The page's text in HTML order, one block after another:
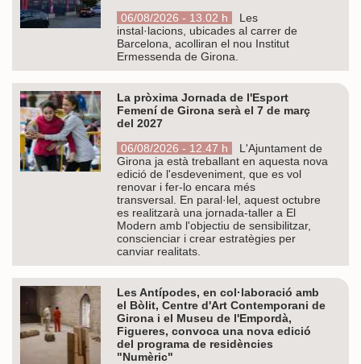
06/08/2026 - 13.02 h
Les
instal·lacions, ubicades al carrer de
Barcelona, acolliran el nou Institut
Ermessenda de Girona.
La pròxima Jornada de l'Esport
Femení de Girona serà el 7 de març
del 2027
06/08/2026 - 12.47 h
L'Ajuntament de
Girona ja està treballant en aquesta nova
edició de l'esdeveniment, que es vol
renovar i fer-lo encara més
transversal. En paral·lel, aquest octubre
es realitzarà una jornada-taller a El
Modern amb l'objectiu de sensibilitzar,
conscienciar i crear estratègies per
canviar realitats.
Les Antípodes, en col·laboració amb
el Bòlit, Centre d'Art Contemporani de
Girona i el Museu de l'Empordà,
Figueres, convoca una nova edició
del programa de residències
"Numèric"